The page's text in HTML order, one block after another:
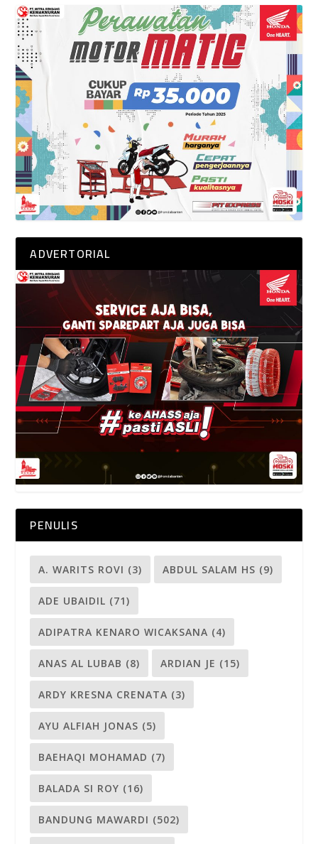
ADVERTORIAL
PENULIS
A. WARITS ROVI (3) ABDUL SALAM HS (9)
ADE UBAIDIL (71)
ADIPATRA KENARO WICAKSANA (4)
ANAS AL LUBAB (8) ARDIAN JE (15)
ARDY KRESNA CRENATA (3)
AYU ALFIAH JONAS (5)
BAEHAQI MOHAMAD (7)
BALADA SI ROY (16)
BANDUNG MAWARDI (502)